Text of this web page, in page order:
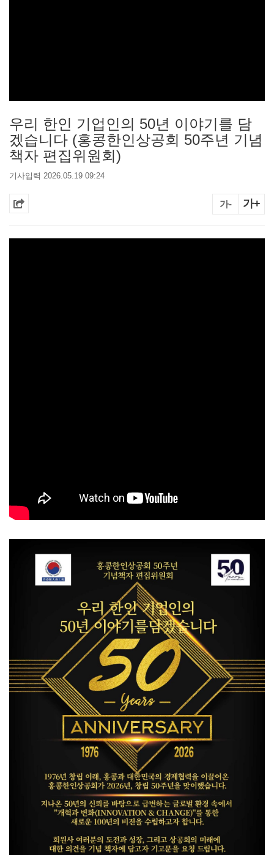
우리 한인 기업인의 50년 이야기를 담
겠습니다 (홍콩한인상공회 50주년 기념
책자 편집위원회)
기사입력 2026.05.19 09:24
가- 가+